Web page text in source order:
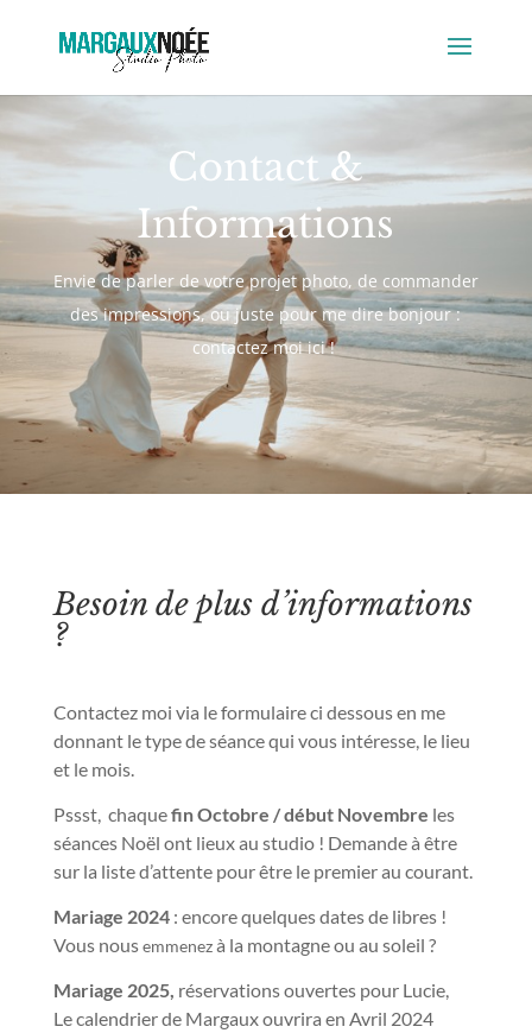
Contact &
Informations
Envie de parler de votre projet photo, de commander
des impressions, ou juste pour me dire bonjour :
contactez moi ici !
Besoin de plus d’informations
?
Contactez moi via le formulaire ci dessous en me
donnant le type de séance qui vous intéresse, le lieu
et le mois.
Pssst, chaquefin Octobre / début Novembre les
séances Noël ont lieux au studio ! Demande à être
sur la liste d’attente pour être le premier au courant.
Mariage 2024: encore quelques dates de libres !
Vous nousemmenezà la montagne ou au soleil ?
Mariage 2025, réservations ouvertes pour Lucie,
Le calendrier de Margaux ouvrira en Avril 2024